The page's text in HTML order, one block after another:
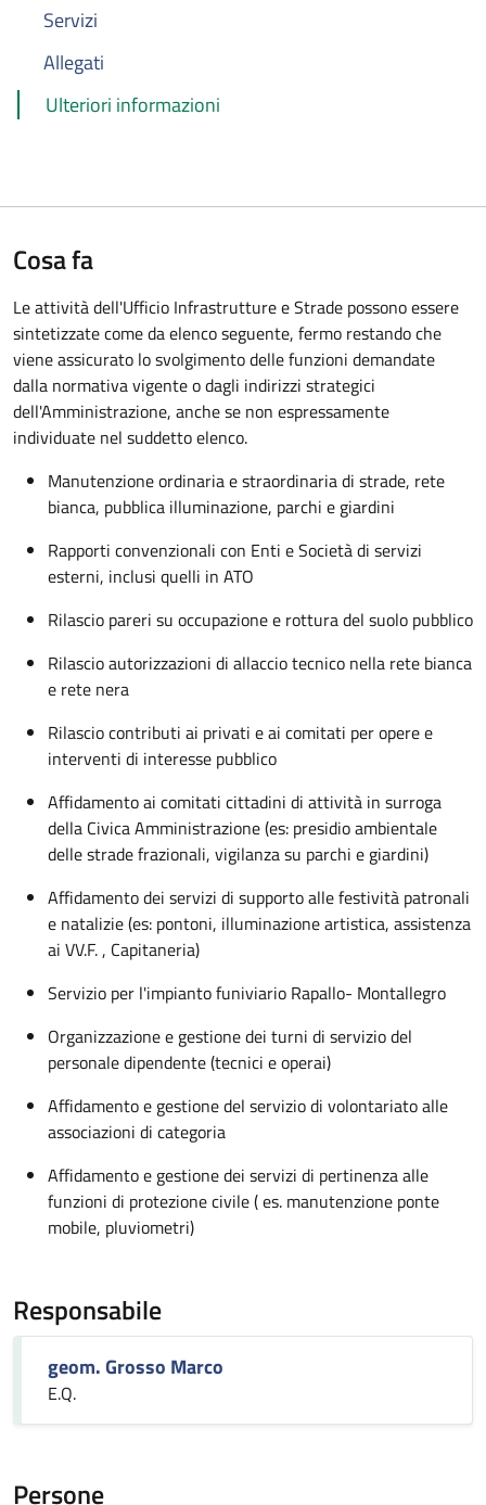
Servizi
Allegati
Ulteriori informazioni
Cosa fa
Le attività dell'Ufficio Infrastrutture e Strade possono essere
sintetizzate come da elenco seguente, fermo restando che
viene assicurato lo svolgimento delle funzioni demandate
dalla normativa vigente o dagli indirizzi strategici
dell'Amministrazione, anche se non espressamente
individuate nel suddetto elenco.
Manutenzione ordinaria e straordinaria di strade, rete
bianca, pubblica illuminazione, parchi e giardini
Rapporti convenzionali con Enti e Società di servizi
esterni, inclusi quelli in ATO
Rilascio pareri su occupazione e rottura del suolo pubblico
Rilascio autorizzazioni di allaccio tecnico nella rete bianca
e rete nera
Rilascio contributi ai privati e ai comitati per opere e
interventi di interesse pubblico
Affidamento ai comitati cittadini di attività in surroga
della Civica Amministrazione (es: presidio ambientale
delle strade frazionali, vigilanza su parchi e giardini)
Affidamento dei servizi di supporto alle festività patronali
e natalizie (es: pontoni, illuminazione artistica, assistenza
ai VV.F. , Capitaneria)
Servizio per l'impianto funiviario Rapallo- Montallegro
Organizzazione e gestione dei turni di servizio del
personale dipendente (tecnici e operai)
Affidamento e gestione del servizio di volontariato alle
associazioni di categoria
Affidamento e gestione dei servizi di pertinenza alle
funzioni di protezione civile ( es. manutenzione ponte
mobile, pluviometri)
Responsabile
geom. Grosso Marco
E.Q.
Persone